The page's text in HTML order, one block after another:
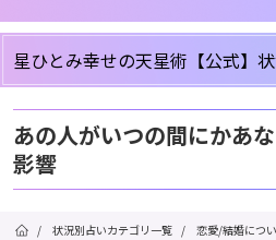
星ひとみ幸せの天星術【公式】
あの人がいつの間にかあ
影響
/ 状況別占いカテゴリ一覧 /
恋愛/結婚につ